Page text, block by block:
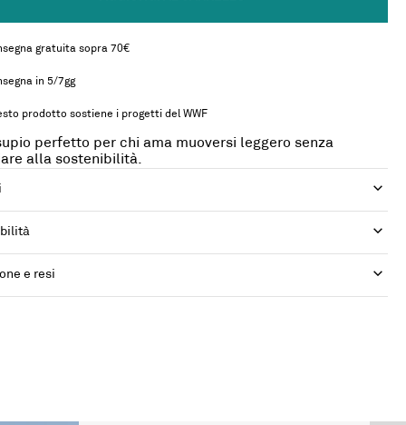
gratuita sopra 70€
in 5/7gg
prodotto sostiene i progetti del WWF
perfetto per chi ama muoversi leggero senza
alla sostenibilità.
e resi